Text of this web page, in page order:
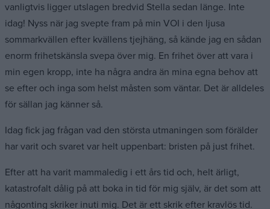
vanligtvis ligger utslagen bredvid Stella sedan länge. Inte
idag! Nyss när jag svepte fram på min VOI i den ljusa
sommarkvällen efter kvällens tjejhäng, så kände jag en sådan
enorm frihetskänsla svepa över mig. En frihet över att vara i
min egen kropp, inte ha några andra än mina egna behov att
se efter och inga som helst måsten som väntar. Det är alldeles
för sällan jag känner så.
Idag fick jag frågan vad den största utmaningen som förälder
har varit och svaret var helt uppenbart: bristen på just frihet.
Efter att ha varit mammaledig i ett års tid och, helt ärligt,
katastrofalt dålig på att boka in tid för mig själv, är det som att
någonting skriker inuti mig. Det är ett skrik efter kravlös tid.